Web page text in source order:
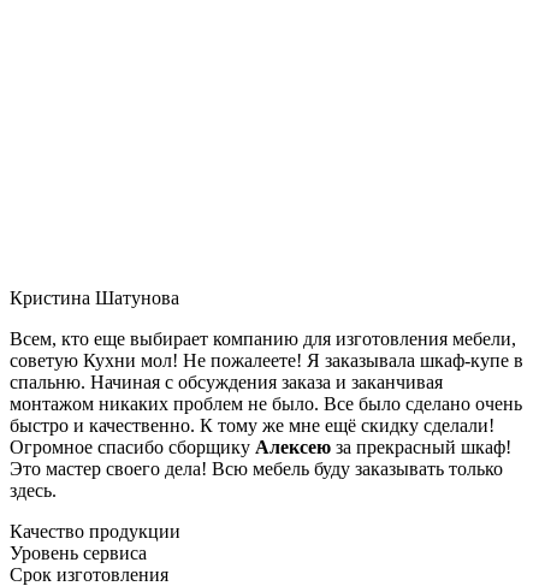
Кристина Шатунова
Всем, кто еще выбирает компанию для изготовления мебели,
советую Кухни мол! Не пожалеете! Я заказывала шкаф-купе в
спальню. Начиная с обсуждения заказа и заканчивая
монтажом никаких проблем не было. Все было сделано очень
быстро и качественно. К тому же мне ещё скидку сделали!
Огромное спасибо сборщику Алексею за прекрасный шкаф!
Это мастер своего дела! Всю мебель буду заказывать только
здесь.
Качество продукции
Уровень сервиса
Срок изготовления